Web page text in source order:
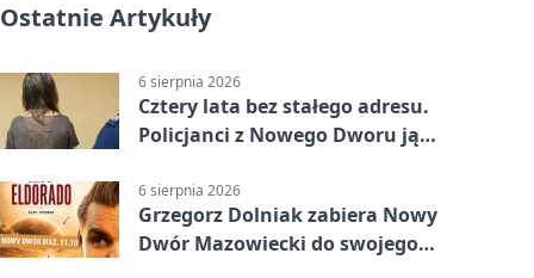
Ostatnie Artykuły
6 sierpnia 2026
Cztery lata bez stałego adresu.
Policjanci z Nowego Dworu ją
6 sierpnia 2026
Grzegorz Dolniak zabiera Nowy
Dwór Mazowiecki do swojego